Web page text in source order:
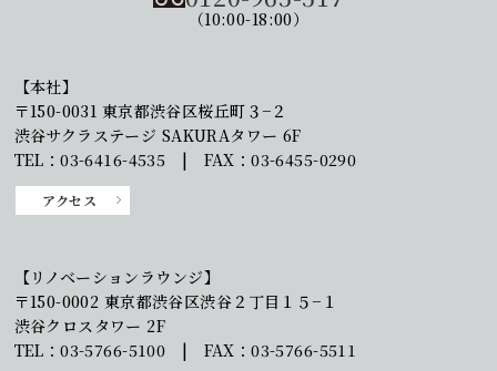
（10:00-18:00）
【本社】
〒150-0031 東京都渋谷区桜丘町３−２
渋谷サクラステージ SAKURAタワー 6F
TEL：03-6416-4535 | FAX：03-6455-0290
アクセス
【リノベーションラウンジ】
〒150-0002 東京都渋谷区渋谷２丁目１５−１
渋谷クロスタワー 2F
TEL：03-5766-5100 | FAX：03-5766-5511